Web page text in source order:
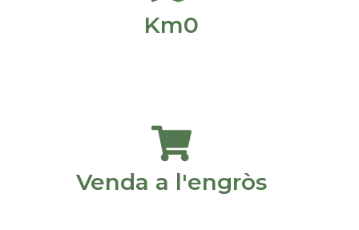
Km0
Venda a l'engròs